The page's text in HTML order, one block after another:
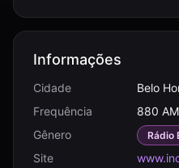
Informações
Cidade
Belo
Frequência
880 AM
Gênero
Rádio
Site